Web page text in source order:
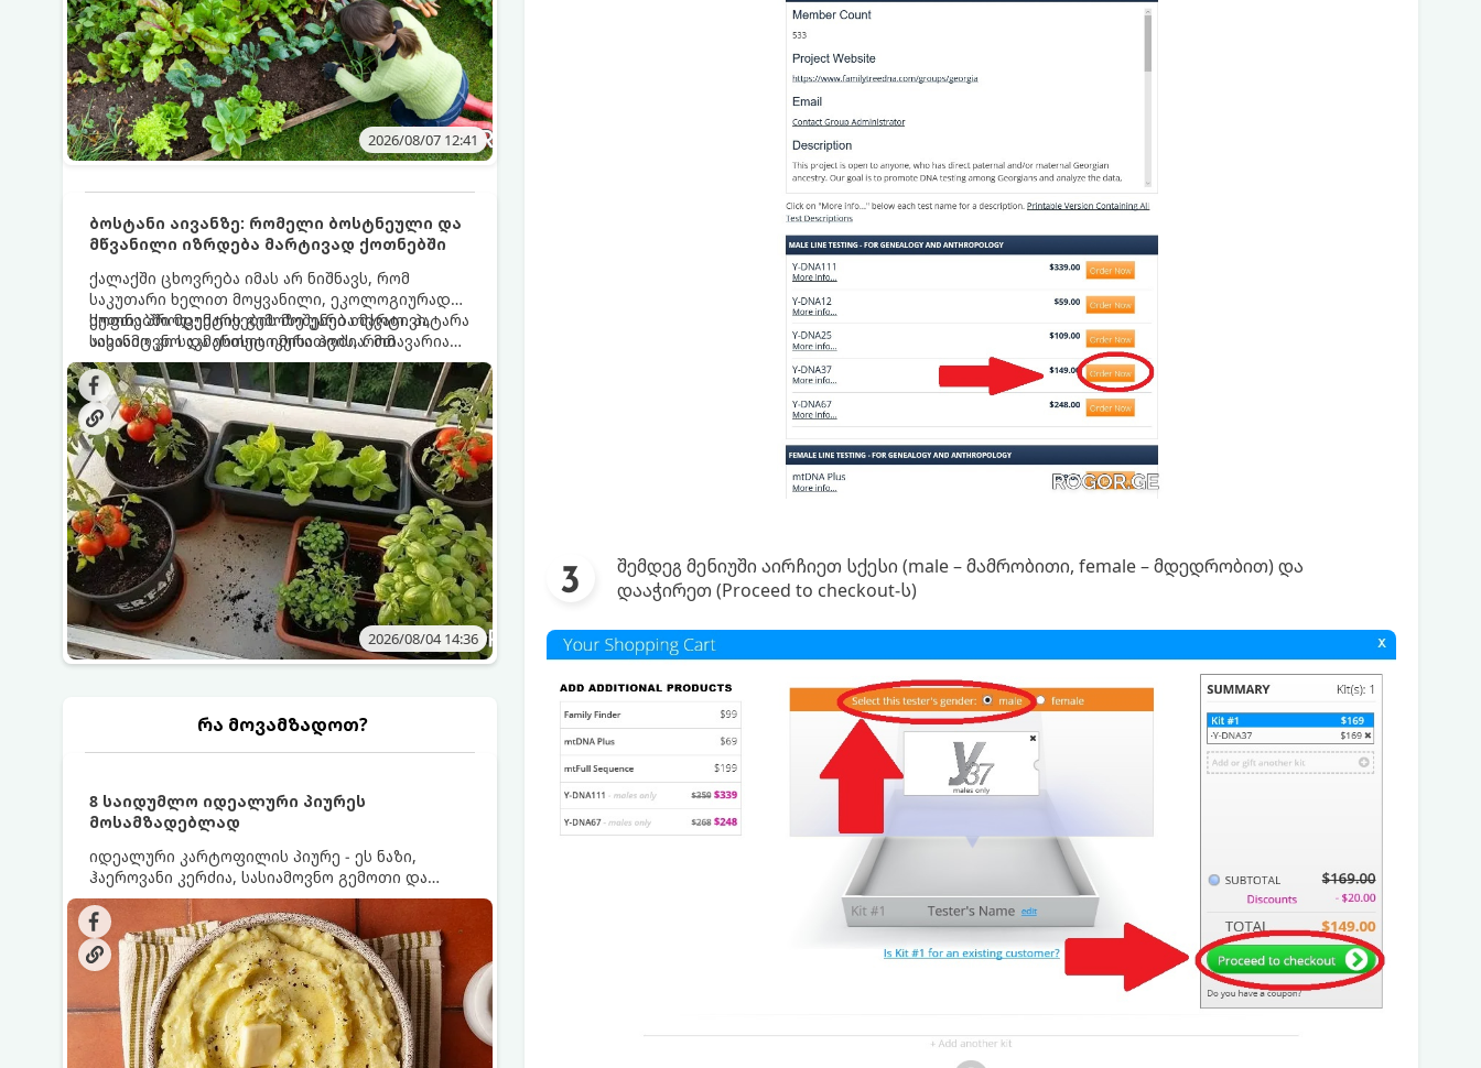
2026/08/07 12:41
ბოსტანი აივანზე: რომელი ბოსტნეული და
მწვანილი იზრდება მარტივად ქოთნებში
ქალაქში ცხოვრება იმას არ ნიშნავს, რომ
საკუთარი ხელით მოყვანილი, ეკოლოგიურად
სუფთა პროდუქტის გემოზე უარი თქვათ. პატარა
აივანიც კი საკმარისია იმისათვის, რომ
მოიწყოთ მინი-ბოსტანი, საიდანაც
ყოველდღიურად ახალ, არომატულ მწვანილსა
და ბოსტნეულს მოკრეფთ.
ქოთნებში მცენარეების მოშენება მარტივი,
სასიამოვნო და ესთეტიკური ჰობია. მთავარია
იცოდეთ, რომელი კულტურები ეგუებიან
ქოთნის პირობებს ყველაზე კარგად და როგორ
მოუაროთ მათ სწორად.
2026/08/04 14:36
რა მოვამზადოთ?
8 საიდუმლო იდეალური პიურეს
მოსამზადებლად
იდეალური კარტოფილის პიურე - ეს ნაზი,
ჰაეროვანი კერძია, სასიამოვნო გემოთი და
ნაღების-მოყვითალო ფერით. მისი მომზადება
ძალიან მარტივია, მაგრამ არსებობს რამდენიმე
საიდუმლო, რომლებიც უნდა იცოდეთ, რომ
პიურე იდეალურად გემრიელი გამოვიდეს.
შემდეგ მენიუში აირჩიეთ სქესი (male – მამრობითი, female – მდედრობით) და
დააჭირეთ (Proceed to checkout-ს)